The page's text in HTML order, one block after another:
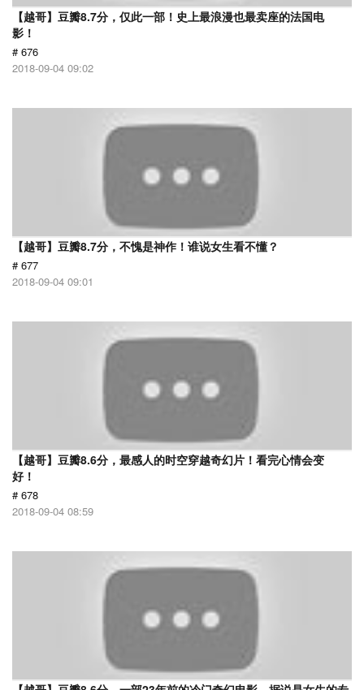
【越哥】豆瓣8.7分，仅此一部！史上最浪漫也最卖座的法国电
影！
# 676
2018-09-04 09:02
【越哥】豆瓣8.7分，不愧是神作！谁说女生看不懂？
# 677
2018-09-04 09:01
【越哥】豆瓣8.6分，最感人的时空穿越奇幻片！看完心情会变
好！
# 678
2018-09-04 08:59